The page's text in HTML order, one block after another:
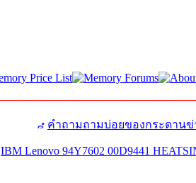
คำถามถามบ่อยของกระดานข่
IBM Lenovo 94Y7602 00D9441